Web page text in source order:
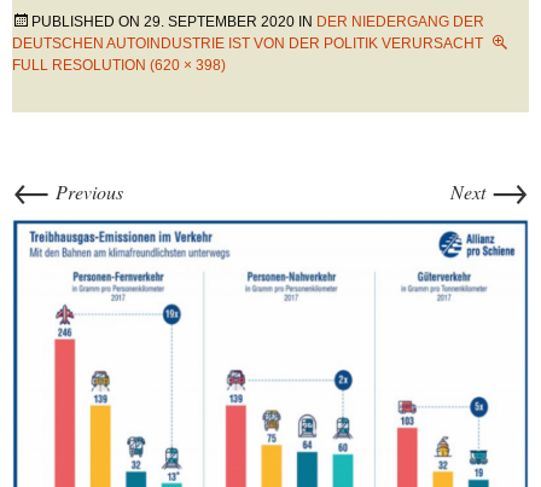
PUBLISHED ON 29. SEPTEMBER 2020 IN DER NIEDERGANG DER
DEUTSCHEN AUTOINDUSTRIE IST VON DER POLITIK VERURSACHT
FULL RESOLUTION (620 × 398)
← Previous Next →